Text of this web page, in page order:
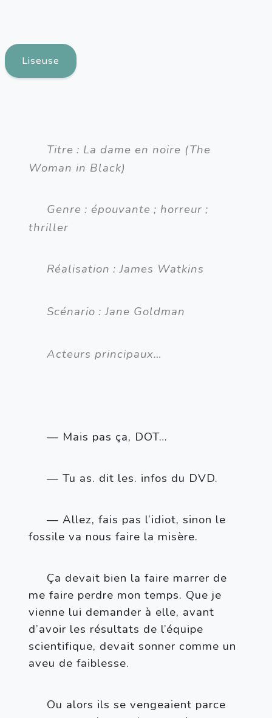
Liseuse
Titre : La dame en noire (The
Woman in Black)
Genre : épouvante ; horreur ;
thriller
Réalisation : James Watkins
Scénario : Jane Goldman
Acteurs principaux…
— Mais pas ça, DOT…
— Tu as. dit les. infos du DVD.
— Allez, fais pas l’idiot, sinon le
fossile va nous faire la misère.
Ça devait bien la faire marrer de
me faire perdre mon temps. Que je
vienne lui demander à elle, avant
d’avoir les résultats de l’équipe
scientifique, devait sonner comme un
aveu de faiblesse.
Ou alors ils se vengeaient parce